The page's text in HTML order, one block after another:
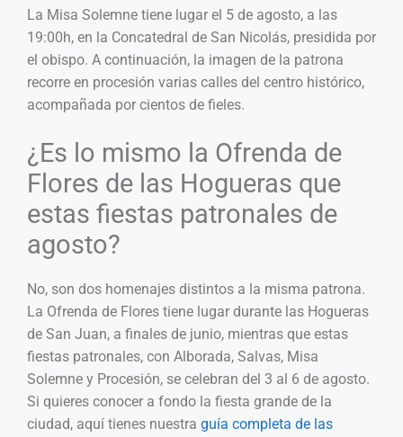
La Misa Solemne tiene lugar el 5 de agosto, a las
19:00h, en la Concatedral de San Nicolás, presidida por
el obispo. A continuación, la imagen de la patrona
recorre en procesión varias calles del centro histórico,
acompañada por cientos de fieles.
¿Es lo mismo la Ofrenda de
Flores de las Hogueras que
estas fiestas patronales de
agosto?
No, son dos homenajes distintos a la misma patrona.
La Ofrenda de Flores tiene lugar durante las Hogueras
de San Juan, a finales de junio, mientras que estas
fiestas patronales, con Alborada, Salvas, Misa
Solemne y Procesión, se celebran del 3 al 6 de agosto.
Si quieres conocer a fondo la fiesta grande de la
ciudad, aquí tienes nuestra guía completa de las